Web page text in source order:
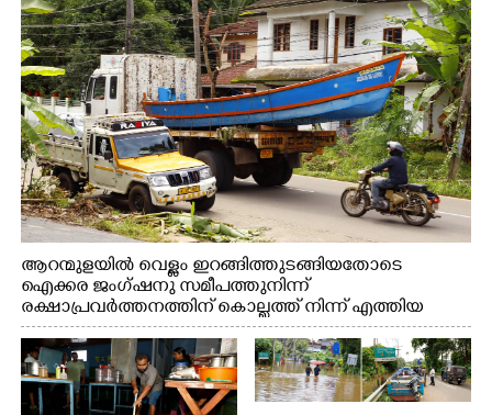
ആറന്മുളയിൽ വെള്ളം ഇറങ്ങിത്തുടങ്ങിയതോടെ
ഐക്കര ജംഗ്ഷനു സമീപത്തുനിന്ന്
രക്ഷാപ്രവർത്തനത്തിന് കൊല്ലത്ത് നിന്ന് എത്തിയ
ബോട്ടുകൾ തിരികെക്കൊണ്ടുപോകുന്നു.